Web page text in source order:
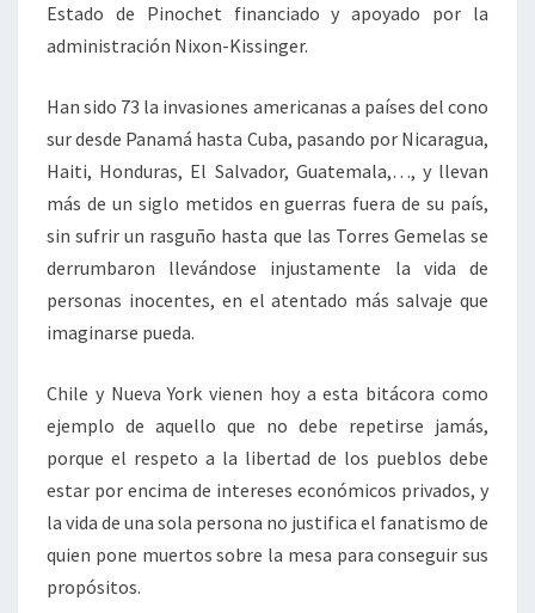
Estado de Pinochet financiado y apoyado por la
administración Nixon-Kissinger.
Han sido 73 la invasiones americanas a países del cono
sur desde Panamá hasta Cuba, pasando por Nicaragua,
Haiti, Honduras, El Salvador, Guatemala,…, y llevan
más de un siglo metidos en guerras fuera de su país,
sin sufrir un rasguño hasta que las Torres Gemelas se
derrumbaron llevándose injustamente la vida de
personas inocentes, en el atentado más salvaje que
imaginarse pueda.
Chile y Nueva York vienen hoy a esta bitácora como
ejemplo de aquello que no debe repetirse jamás,
porque el respeto a la libertad de los pueblos debe
estar por encima de intereses económicos privados, y
la vida de una sola persona no justifica el fanatismo de
quien pone muertos sobre la mesa para conseguir sus
propósitos.